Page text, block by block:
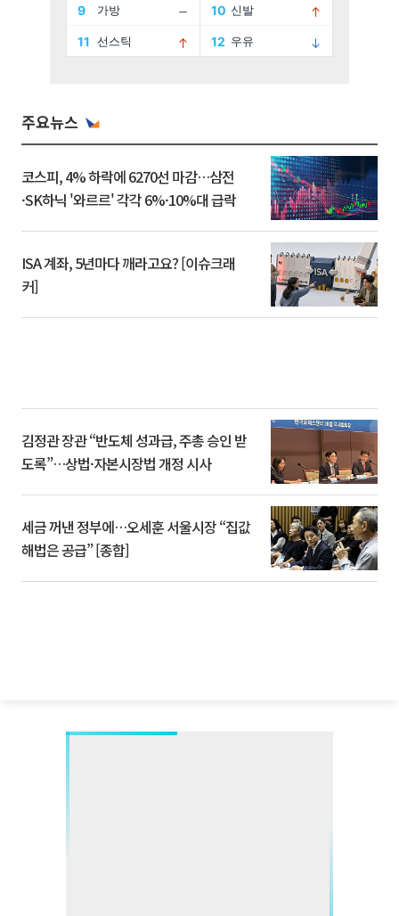
주요뉴스
코스피, 4% 하락에 6270선 마감…삼전
·SK하닉 '와르르' 각각 6%·10%대 급락
ISA 계좌, 5년마다 깨라고요? [이슈크래
커]
김정관 장관 “반도체 성과급, 주총 승인 받
도록”…상법·자본시장법 개정 시사
세금 꺼낸 정부에…오세훈 서울시장 “집값
해법은 공급” [종합]